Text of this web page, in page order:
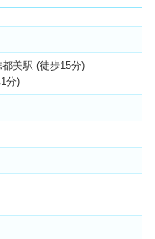
美駅 (徒歩15分)
分)